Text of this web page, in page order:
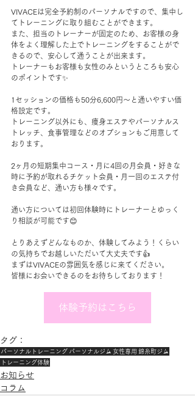
VIVACEは完全予約制のパーソナルですので、集中し
てトレーニングに取り組むことができます。
また、担当のトレーナーが固定のため、お客様の身
体をよく理解した上でトレーニングをすることがで
きるので、安心して通うことが出来ます。
トレーナーもお客様も女性のみというところも安心
のポイントです✨
1セッションの価格も50分6,600円～と通いやすい価
格設定です。
トレーニング以外にも、痩身エステやパーソナルス
トレッチ、食事管理などのオプションもご用意して
おります。
2ヶ月の短期集中コース・月に4回の月会員・好きな
時に予約が取れるチケット会員・月一回のエステ付
き会員など、通い方も様々です。
通い方については初回体験時にトレーナーとゆっく
り相談が可能です😊
とりあえずどんなものか、体験してみよう！くらい
の気持ちでお越しいただいて大丈夫です👍
まずはVIVACEの雰囲気を感じに来てください。
皆様にお会いできるのをお待ちしております！
体験予約はこちら
タグ：
パーソナルトレーニング パーソナルジム 女性専用 錦糸町ジム
トレーニング体験
お知らせ
コラム